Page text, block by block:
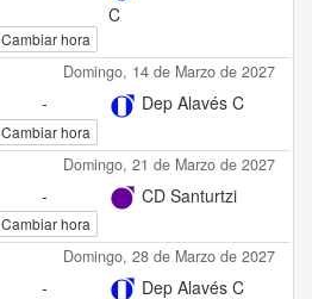
C
Cambiar hora
Domingo, 14 de Marzo de 2027
- Dep Alavés C
Cambiar hora
Domingo, 21 de Marzo de 2027
- CD Santurtzi
Cambiar hora
Domingo, 28 de Marzo de 2027
- Dep Alavés C